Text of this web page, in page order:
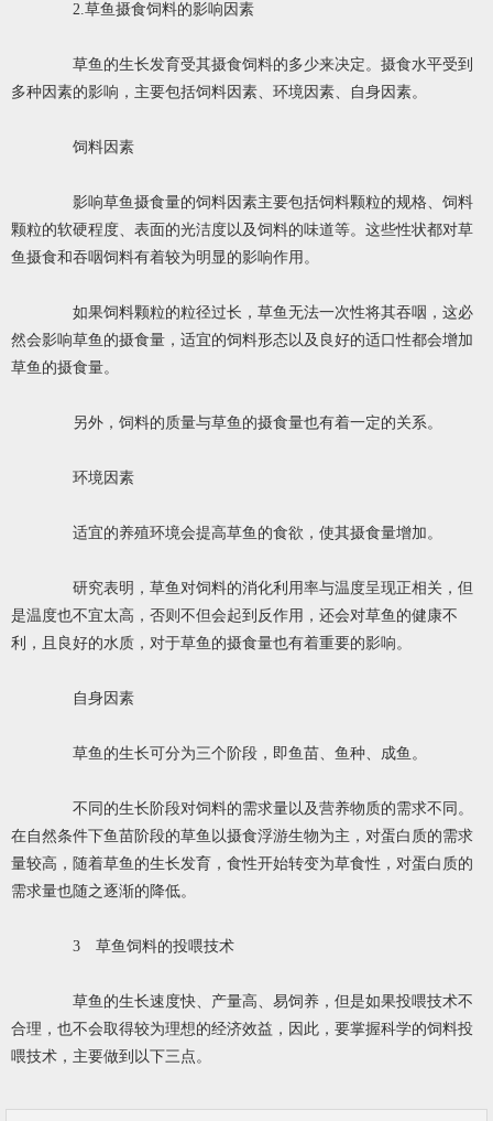
2.草鱼摄食饲料的影响因素
草鱼的生长发育受其摄食饲料的多少来决定。摄食水平受到
多种因素的影响，主要包括饲料因素、环境因素、自身因素。
饲料因素
影响草鱼摄食量的饲料因素主要包括饲料颗粒的规格、饲料
颗粒的软硬程度、表面的光洁度以及饲料的味道等。这些性状都对草
鱼摄食和吞咽饲料有着较为明显的影响作用。
如果饲料颗粒的粒径过长，草鱼无法一次性将其吞咽，这必
然会影响草鱼的摄食量，适宜的饲料形态以及良好的适口性都会增加
草鱼的摄食量。
另外，饲料的质量与草鱼的摄食量也有着一定的关系。
环境因素
适宜的养殖环境会提高草鱼的食欲，使其摄食量增加。
研究表明，草鱼对饲料的消化利用率与温度呈现正相关，但
是温度也不宜太高，否则不但会起到反作用，还会对草鱼的健康不
利，且良好的水质，对于草鱼的摄食量也有着重要的影响。
自身因素
草鱼的生长可分为三个阶段，即鱼苗、鱼种、成鱼。
不同的生长阶段对饲料的需求量以及营养物质的需求不同。
在自然条件下鱼苗阶段的草鱼以摄食浮游生物为主，对蛋白质的需求
量较高，随着草鱼的生长发育，食性开始转变为草食性，对蛋白质的
需求量也随之逐渐的降低。
3 草鱼饲料的投喂技术
草鱼的生长速度快、产量高、易饲养，但是如果投喂技术不
合理，也不会取得较为理想的经济效益，因此，要掌握科学的饲料投
喂技术，主要做到以下三点。